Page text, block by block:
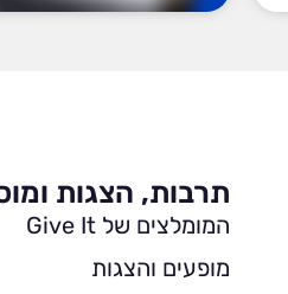
תרבות, הצגות
המומלצים של Give It
מופעים והצגות